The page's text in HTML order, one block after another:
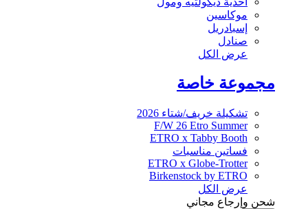
موكاسين
إسبادريل
صنادل
عرض الكل
مجموعة خاصة
تشكيلة خريف/شتاء 2026
F/W 26 Etro Summer
ETRO x Tabby Booth
فساتين مناسبات
ETRO x Globe-Trotter
Birkenstock by ETRO
عرض الكل
شحن وإرجاع مجاني